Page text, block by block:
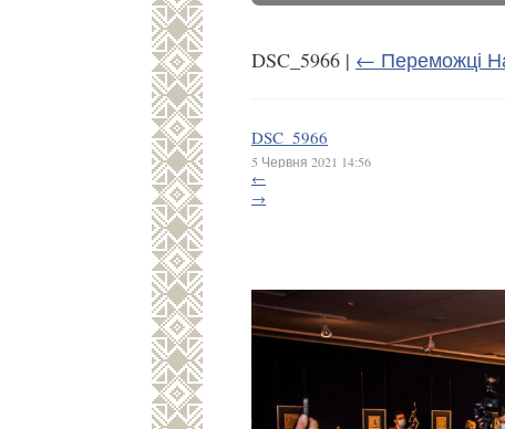
DSC_5966 | ← Переможці
DSC_5966
5 Червня 2021 14:56
←
→